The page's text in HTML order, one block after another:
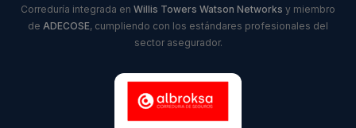
Correduría integrada en Willis Towers Watson Networks y miembro
de ADECOSE, cumpliendo con los estándares profesionales del
sector asegurador.